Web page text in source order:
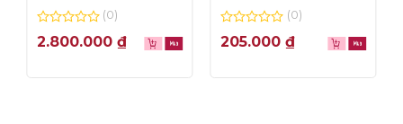
150W – Màu đỏ
0
out
5
(0)
2.800.000 ₫
Watermelon – chai
70cl
0
out
5
(0)
205.000 ₫